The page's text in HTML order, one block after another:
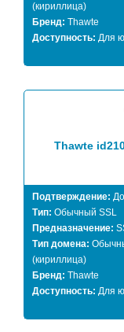
(кириллица)
Бренд: Thawte
Доступность: Для
Thawte
Подтверждение:
Тип: Обычный SSL
Предназначение:
Тип домена:
(кириллица)
Бренд: Thawte
Доступность: Для